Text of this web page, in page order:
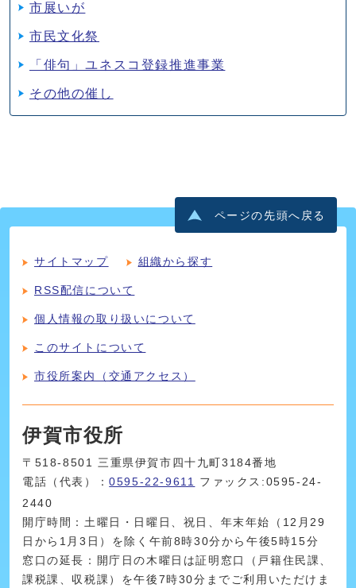
市展いが
市民文化祭
「俳句」ユネスコ登録推進事業
その他の催し
ページの先頭へ戻る
サイトマップ 組織から探す
RSS配信について
個人情報の取り扱いについて
このサイトについて
市役所案内（交通アクセス）
伊賀市役所
〒518-8501 三重県伊賀市四十九町3184番地
電話（代表）：0595-22-9611 ファックス:0595-24-
2440
開庁時間：土曜日・日曜日、祝日、年末年始（12月29
日から1月3日）を除く午前8時30分から午後5時15分
窓口の延長：開庁日の木曜日は証明窓口（戸籍住民課、
課税課、収税課）を午後7時30分までご利用いただけま